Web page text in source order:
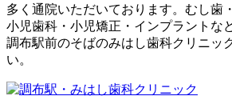
多く通院いただいております。むし歯
小児歯科・小児矯正・インプラントな
調布駅前のそばのみはし歯科クリニッ
い。